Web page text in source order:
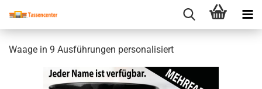
Waage in 9 Ausführungen personalisiert